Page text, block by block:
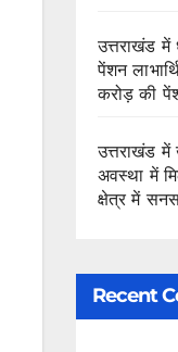
उत्तराखंड
पेंशन
करोड़ की
उत्तराखंड में
अवस्था में
क्षेत्र में
Recent